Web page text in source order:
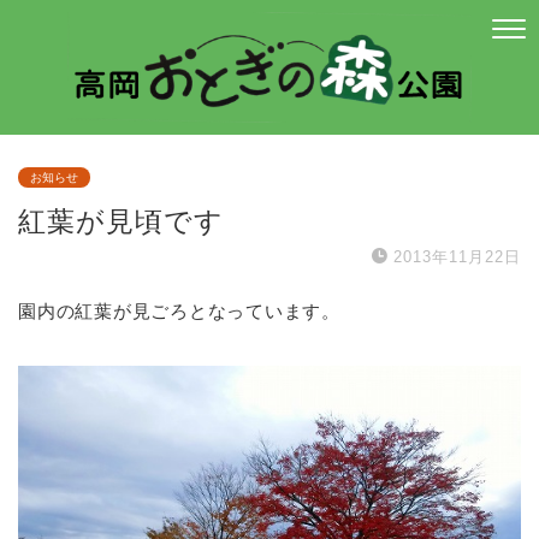
お知らせ
紅葉が見頃です
2013年11月22日
園内の紅葉が見ごろとなっています。